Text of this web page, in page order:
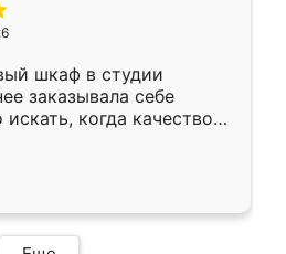
шкаф в студии
заказывала себе
когда качеством
кухня уже почти
нет.